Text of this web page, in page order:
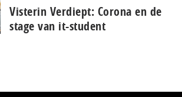
Visterin Verdiept: Corona en de
stage van it-student